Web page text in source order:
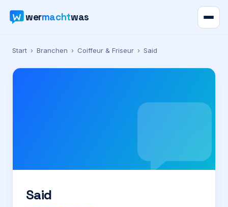
wermachtwas
Verzeichnis
Karte
Preise
Start › Branchen › Coiffeur & Friseur › Said
Said